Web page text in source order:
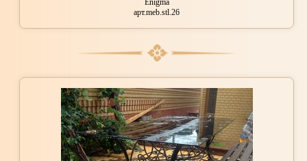
Enigma
арт.meb.stl.26